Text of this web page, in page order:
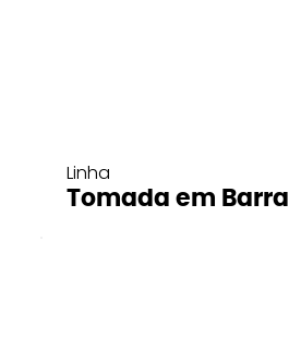
Linha
Tomada em Barra